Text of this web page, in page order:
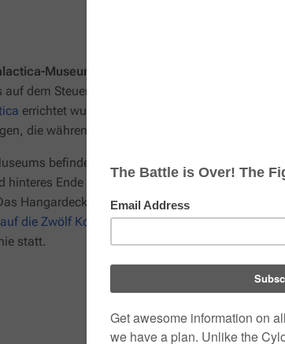
-Museum
auf dem Steuerbord-Flugdeck des außer Dienst
errichtet wurde. Das Museum dient als
die während des Krieges gedient haben.
befindet sich in der ehemaligen Steuerbord-
hinteres Ende massiv verglast wurden. Die ganze
Hangardeck und die Startröhren wurden in
die Zwölf Kolonienfindet hier ein zeremonieller
statt.